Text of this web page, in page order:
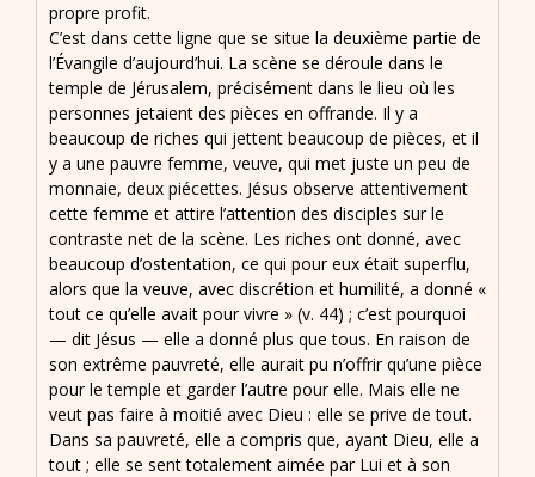
propre profit.
C’est dans cette ligne que se situe la deuxième partie de
l’Évangile d’aujourd’hui. La scène se déroule dans le
temple de Jérusalem, précisément dans le lieu où les
personnes jetaient des pièces en offrande. Il y a
beaucoup de riches qui jettent beaucoup de pièces, et il
y a une pauvre femme, veuve, qui met juste un peu de
monnaie, deux piécettes. Jésus observe attentivement
cette femme et attire l’attention des disciples sur le
contraste net de la scène. Les riches ont donné, avec
beaucoup d’ostentation, ce qui pour eux était superflu,
alors que la veuve, avec discrétion et humilité, a donné «
tout ce qu’elle avait pour vivre » (v. 44) ; c’est pourquoi
— dit Jésus — elle a donné plus que tous. En raison de
son extrême pauvreté, elle aurait pu n’offrir qu’une pièce
pour le temple et garder l’autre pour elle. Mais elle ne
veut pas faire à moitié avec Dieu : elle se prive de tout.
Dans sa pauvreté, elle a compris que, ayant Dieu, elle a
tout ; elle se sent totalement aimée par Lui et à son